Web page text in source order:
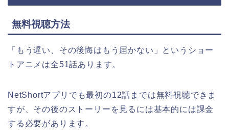
無料視聴方法
「もう遅い、その後悔はもう届かない 」 というショー
トアニメは全51話あります。
NetShortアプリでも最初の12話までは無料視聴できま
すが、その後のストーリーを見るには基本的には課金
する必要があります。